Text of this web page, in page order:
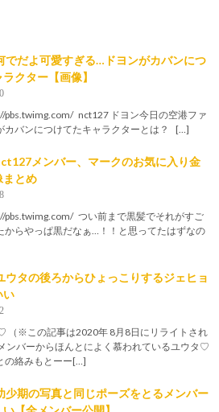
でだよ可愛すぎる…ドヨンがカバンにつ
クター【画像】
pbs.twimg.com/ nct127 ドヨン今日の空港ファ
カバンにつけてたキャラクターとは？ […]
メンバー、マークのお気に入り金
まとめ
pbs.twimg.com/ つい前まで黒髪でそれがすご
からやっぱ黒だなぁ…！！と思ってたはずなの
ウタの後ろからひょっこりするジェヒョ
い
（※この記事は2020年 8月8日にリライトされ
ンバーからほんとによく慕われているユウタ♡
の絡みもとーー[…]
少期の写真と同じポーズをとるメンバー